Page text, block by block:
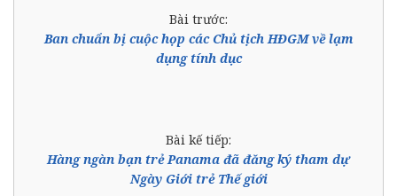
Bài trước:
Ban chuẩn bị cuộc họp các Chủ tịch HĐGM về lạm
dụng tính dục
Bài kế tiếp:
Hàng ngàn bạn trẻ Panama đã đăng ký tham dự
Ngày Giới trẻ Thế giới